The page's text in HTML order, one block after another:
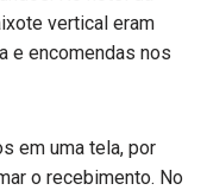
vertical eram
e encomendas nos
em uma tela, por
o recebimento. No